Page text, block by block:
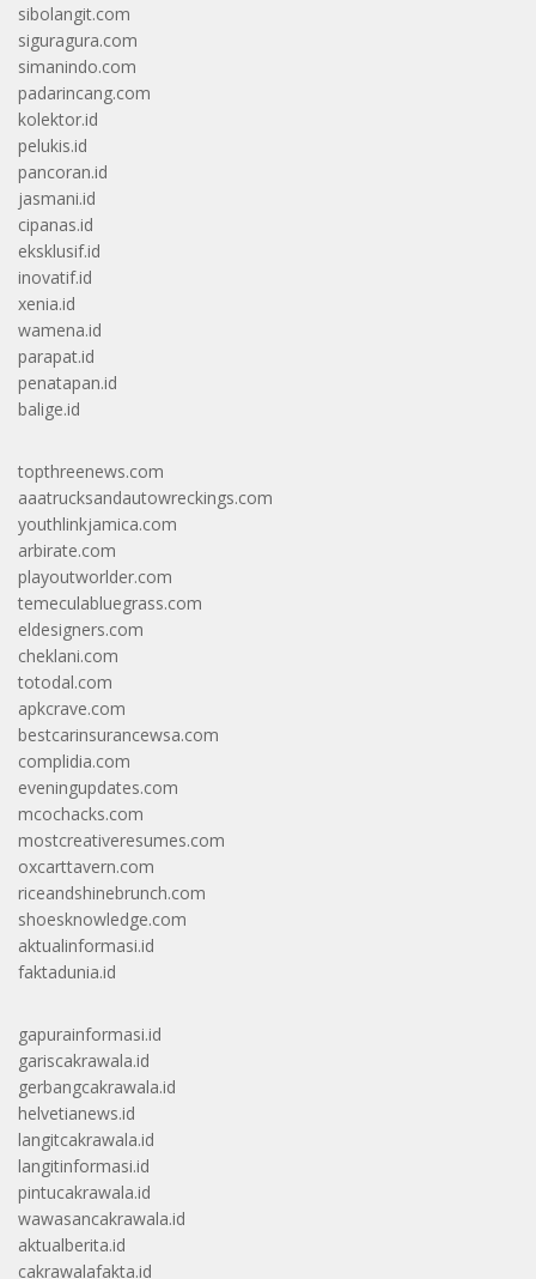
sibolangit.com
siguragura.com
simanindo.com
padarincang.com
kolektor.id
pelukis.id
pancoran.id
jasmani.id
cipanas.id
eksklusif.id
inovatif.id
xenia.id
wamena.id
parapat.id
penatapan.id
balige.id
topthreenews.com
aaatrucksandautowreckings.com
youthlinkjamica.com
arbirate.com
playoutworlder.com
temeculabluegrass.com
eldesigners.com
cheklani.com
totodal.com
apkcrave.com
bestcarinsurancewsa.com
complidia.com
eveningupdates.com
mcochacks.com
mostcreativeresumes.com
oxcarttavern.com
riceandshinebrunch.com
shoesknowledge.com
aktualinformasi.id
faktadunia.id
gapurainformasi.id
gariscakrawala.id
gerbangcakrawala.id
helvetianews.id
langitcakrawala.id
langitinformasi.id
pintucakrawala.id
wawasancakrawala.id
aktualberita.id
cakrawalafakta.id